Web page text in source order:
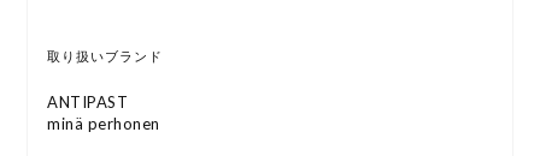
取り扱いブランド
ANTIPAST
minä perhonen